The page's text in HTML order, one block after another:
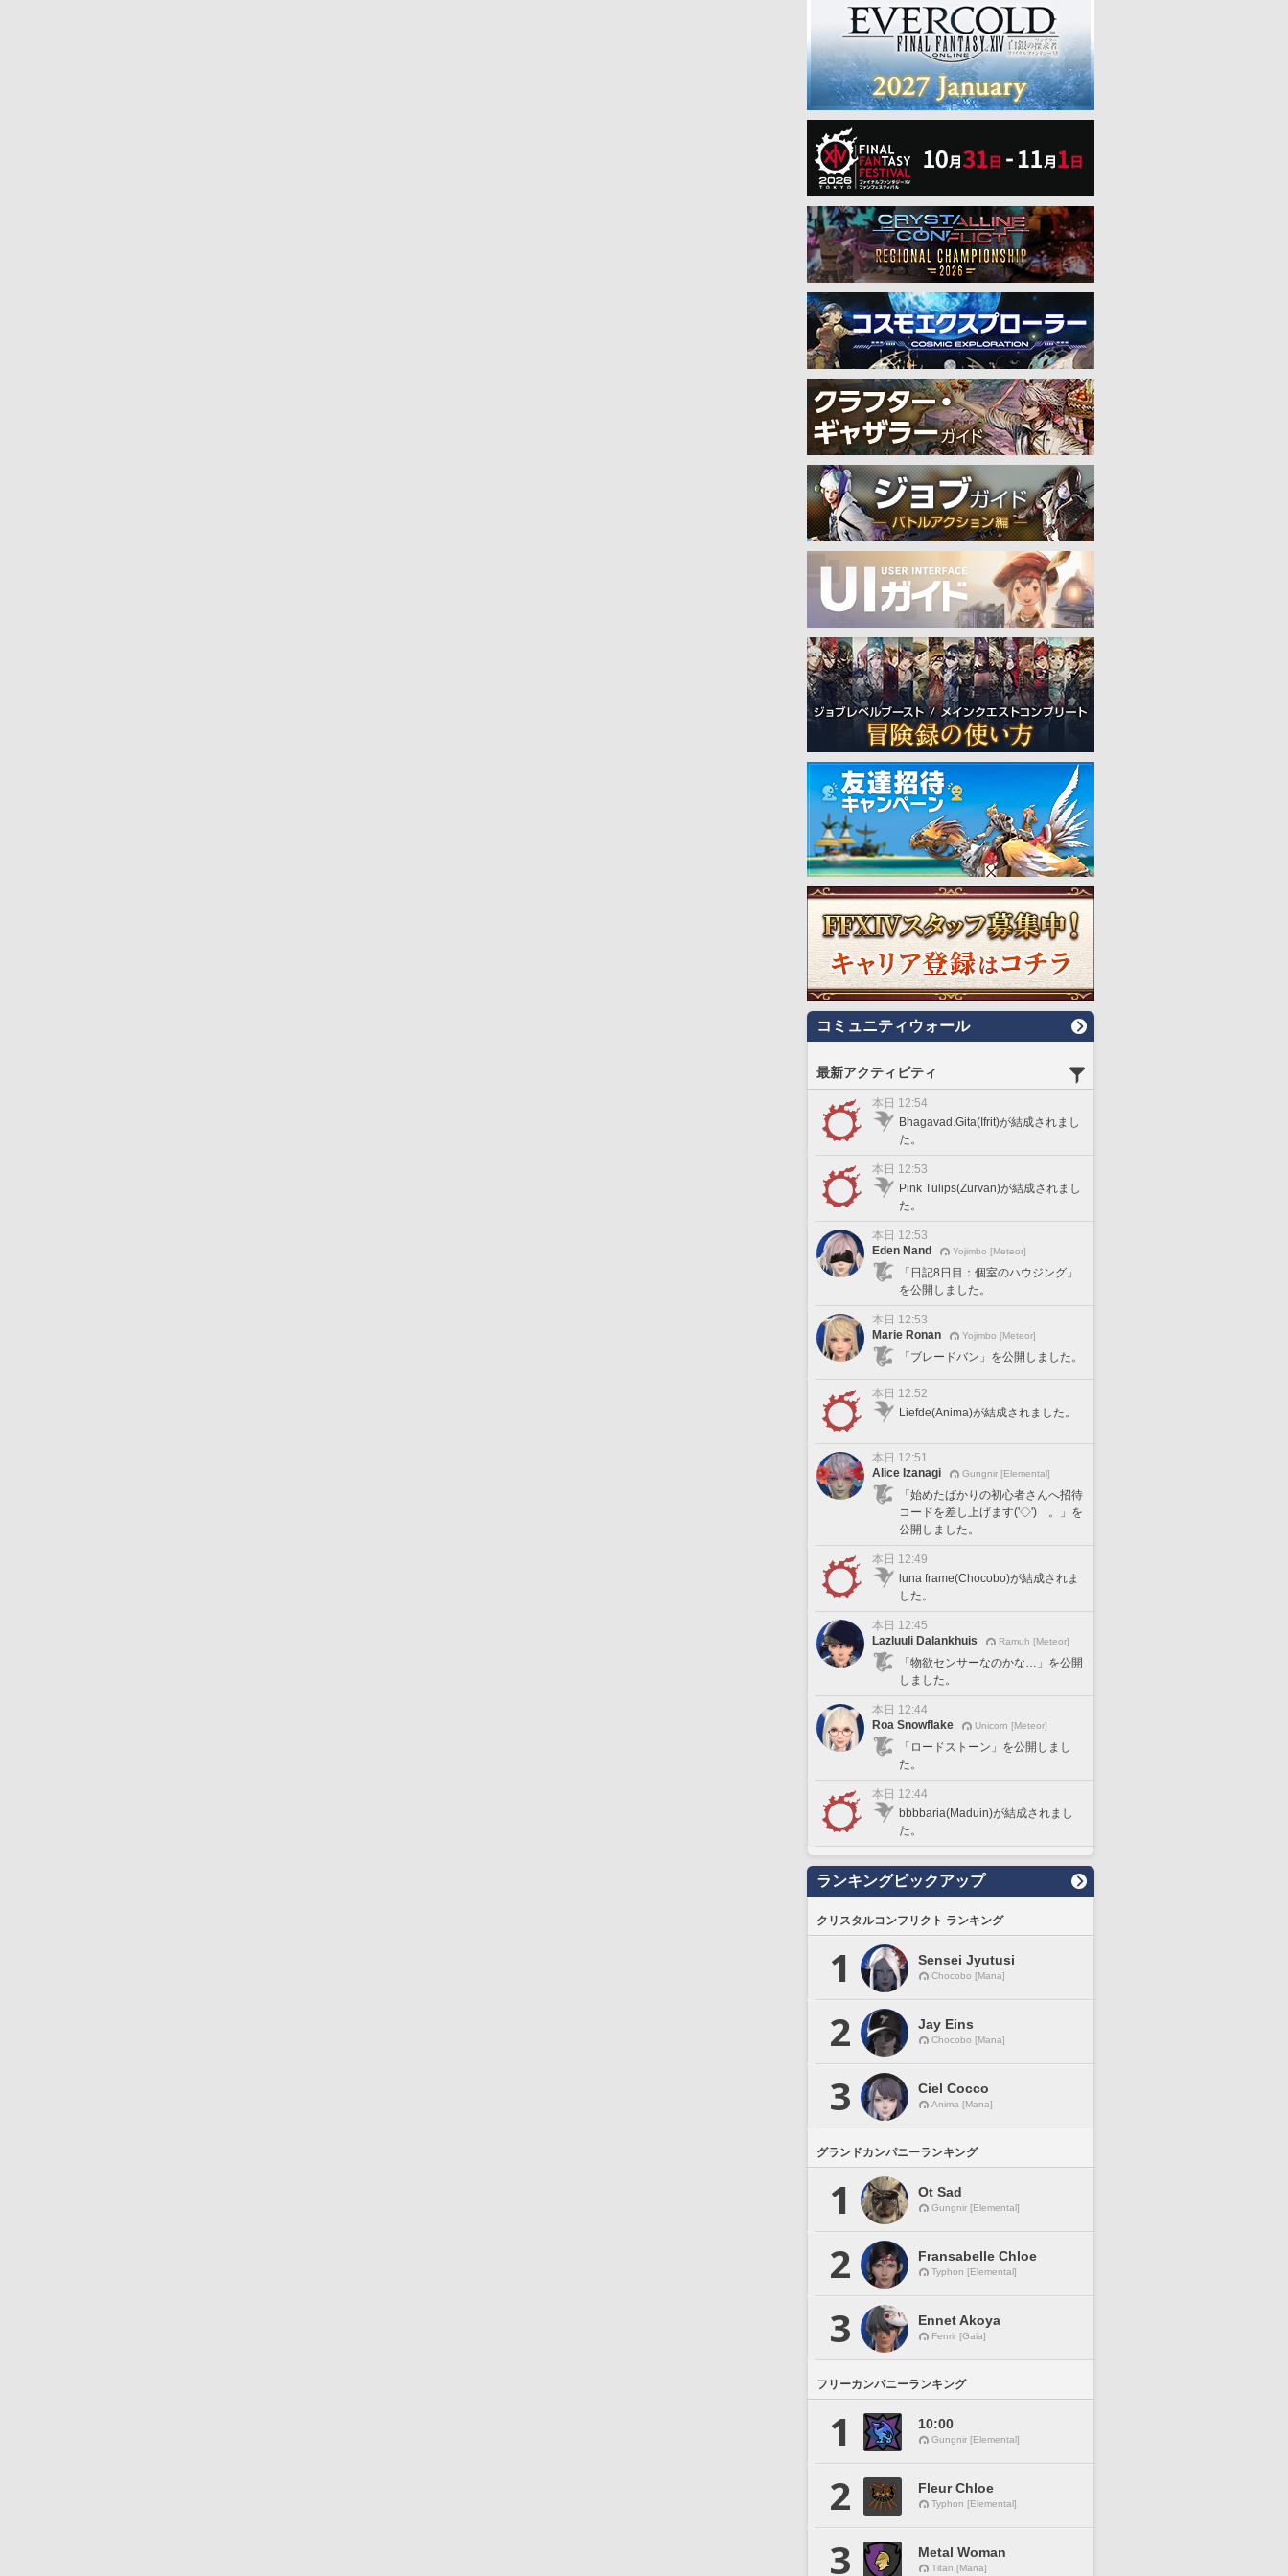
コミュニティウォール
最新アクティビティ
本日 12:54
Bhagavad.Gita(Ifrit)が結成されまし
た。
本日 12:53
Pink Tulips(Zurvan)が結成されまし
た。
本日 12:53
Eden Nand
Yojimbo [Meteor]
「日記8日目：個室のハウジング」
を公開しました。
本日 12:53
Marie Ronan
Yojimbo [Meteor]
「ブレードバン」を公開しました。
本日 12:52
Liefde(Anima)が結成されました。
本日 12:51
Alice Izanagi
Gungnir [Elemental]
「始めたばかりの初心者さんへ招待
コードを差し上げます('◇')ゞ。」を
公開しました。
本日 12:49
luna frame(Chocobo)が結成されま
した。
本日 12:45
Lazluuli Dalankhuis
Ramuh [Meteor]
「物欲センサーなのかな…」を公開
しました。
本日 12:44
Roa Snowflake
Unicorn [Meteor]
「ロードストーン」を公開しまし
た。
本日 12:44
bbbbaria(Maduin)が結成されまし
た。
ランキングピックアップ
クリスタルコンフリクト ランキング
1 Sensei Jyutusi
Chocobo [Mana]
2 Jay Eins
Chocobo [Mana]
3 Ciel Cocco
Anima [Mana]
グランドカンパニーランキング
1 Ot Sad
Gungnir [Elemental]
2 Fransabelle Chloe
Typhon [Elemental]
3 Ennet Akoya
Fenrir [Gaia]
フリーカンパニーランキング
1 10:00
Gungnir [Elemental]
2 Fleur Chloe
Typhon [Elemental]
3 Metal Woman
Titan [Mana]